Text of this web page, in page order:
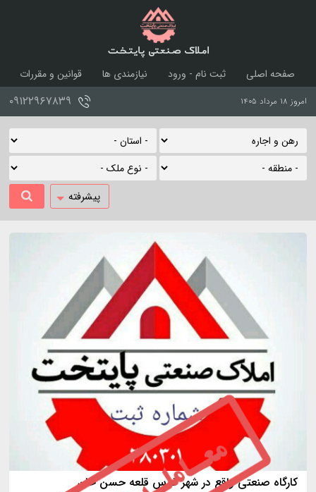
املاک صنعتی پایتخت
صفحه اصلی ثبت نام - ورود نیازمندی ها
قوانین و مقررات
امروز ۱۸ مرداد ۱۴۰۵ ۰۹۱۲۲۹۶۷۸۳۹
پیشرفته
کارگاه صنعتی واقع در شهر قدس قلعه حسن خان